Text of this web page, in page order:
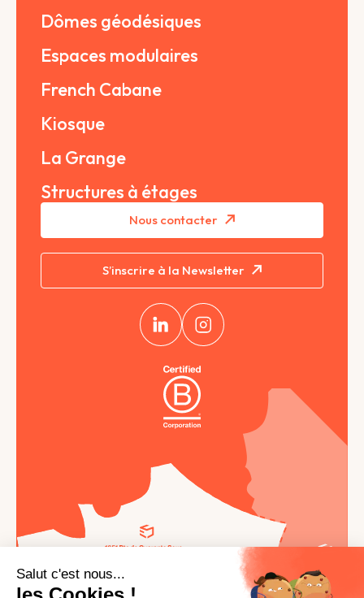
Dômes géodésiques
Espaces modulaires
French Cabane
Kiosque
La Grange
Structures à étages
Nous contacter
S’inscrire à la Newsletter